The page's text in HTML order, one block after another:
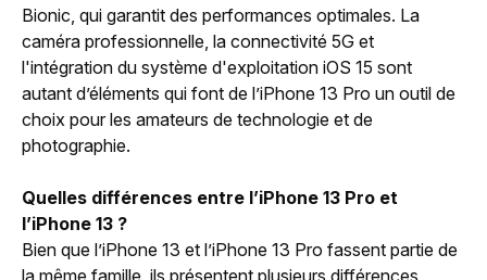
Bionic, qui garantit des performances optimales. La
caméra professionnelle, la connectivité 5G et
l'intégration du système d'exploitation iOS 15 sont
autant d’éléments qui font de l’iPhone 13 Pro un outil de
choix pour les amateurs de technologie et de
photographie.
Quelles différences entre l’iPhone 13 Pro et
l’iPhone 13 ?
Bien que l’iPhone 13 et l’iPhone 13 Pro fassent partie de
la même famille, ils présentent plusieurs différences